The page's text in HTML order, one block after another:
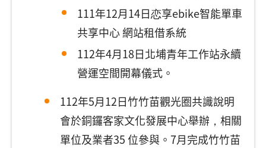
111年12月14日恋享ebike智能單車
共享中心 網站租借系統
112年4月18日北埔青年工作站永續
營運空間開幕儀式。
112年5月12日竹竹苗觀光圈共識說明
會於銅鑼客家文化發展中心舉辦，相關
單位及業者35 位參與。7月完成竹竹苗